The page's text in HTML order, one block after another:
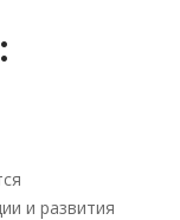
и развития